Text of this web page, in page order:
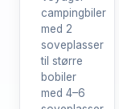
campingbiler
med 2
soveplasser
til større
bobiler
med 4–6